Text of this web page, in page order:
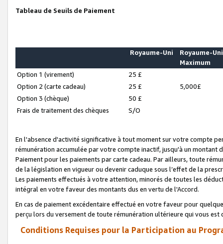
Tableau de Seuils de Paiement
Royaume-Uni
Royaume-Uni
Maximum
Option 1 (virement)
25 £
Option 2 (carte cadeau)
25 £
5,000£
Option 3 (chèque)
50 £
Frais de traitement des chèques
S/O
En l'absence d'activité significative à tout moment sur votre compte
rémunération accumulée par votre compte inactif, jusqu'à un montant
Paiement pour les paiements par carte cadeau. Par ailleurs, toute
de la législation en vigueur ou devenir caduque sous l’effet de la
Les paiements effectués à votre attention, minorés de toutes les
intégral en votre faveur des montants dus en vertu de l'Accord.
En cas de paiement excédentaire effectué en votre faveur pour
perçu lors du versement de toute rémunération ultérieure qui vous est
Conditions Requises pour la Participation au